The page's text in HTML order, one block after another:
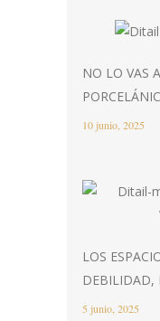
NO LO VAS
10 junio, 2025
LOS
DEBILIDAD,
5 junio, 2025